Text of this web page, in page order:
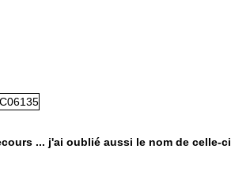
... j'ai oublié aussi le nom de celle-ci